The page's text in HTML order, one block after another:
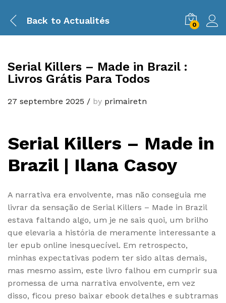
Back to Actualités 0
Serial Killers – Made in Brazil :
Livros Grátis Para Todos
27 septembre 2025 / by primairetn
Serial Killers – Made in
Brazil | Ilana Casoy
A narrativa era envolvente, mas não conseguia me
livrar da sensação de Serial Killers – Made in Brazil
estava faltando algo, um je ne sais quoi, um brilho
que elevaria a história de meramente interessante a
ler epub online inesquecível. Em retrospecto,
minhas expectativas podem ter sido altas demais,
mas mesmo assim, este livro falhou em cumprir sua
promessa de uma narrativa envolvente, em vez
disso, ficou preso baixar ebook detalhes e subtramas